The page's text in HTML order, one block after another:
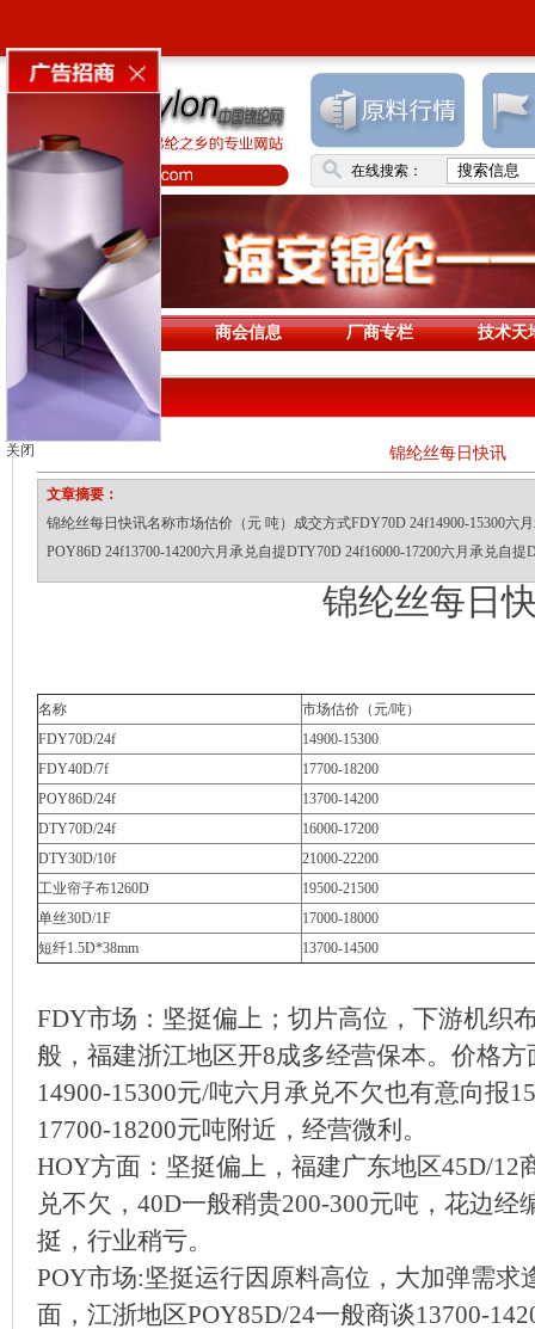
在线搜索：
首页 商会信息 厂商专栏 技术天
原料行情
锦纶丝每日快讯
文章摘要：
锦纶丝每日快讯名称市场估价（元 吨）成交方式FDY70D 24f14900-15300六
POY86D 24f13700-14200六月承兑自提DTY70D 24f16000-17200六月承兑自提
锦纶丝每日
名称
市场估价（元/吨）
FDY70D/24f
14900-15300
FDY40D/7f
17700-18200
POY86D/24f
13700-14200
DTY70D/24f
16000-17200
DTY30D/10f
21000-22200
工业帘子布1260D
19500-21500
单丝30D/1F
17000-18000
短纤1.5D*38mm
13700-14500
FDY市场：坚挺偏上；切片高位，下游机织
般，福建浙江地区开8成多经营保本。价格
14900-15300元/吨六月承兑不欠也有意向报
17700-18200元吨附近，经营微利。
HOY方面：坚挺偏上，福建广东地区45D/12
兑不欠，40D一般稍贵200-300元吨，花边
挺，行业稍亏。
POY市场:坚挺运行因原料高位，大加弹需求
面，江浙地区POY85D/24一般商谈13700-
关闭